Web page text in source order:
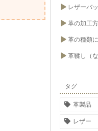
レザーバ
革の加工
革の種類
革鞣し（
タグ
革製品
レザー